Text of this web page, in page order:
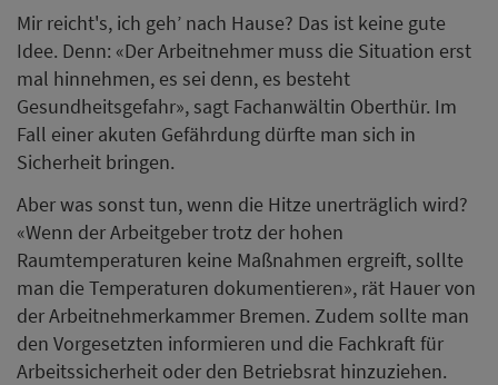
Mir reicht's, ich geh’ nach Hause? Das ist keine gute
Idee. Denn: «Der Arbeitnehmer muss die Situation erst
mal hinnehmen, es sei denn, es besteht
Gesundheitsgefahr», sagt Fachanwältin Oberthür. Im
Fall einer akuten Gefährdung dürfte man sich in
Sicherheit bringen.
Aber was sonst tun, wenn die Hitze unerträglich wird?
«Wenn der Arbeitgeber trotz der hohen
Raumtemperaturen keine Maßnahmen ergreift, sollte
man die Temperaturen dokumentieren», rät Hauer von
der Arbeitnehmerkammer Bremen. Zudem sollte man
den Vorgesetzten informieren und die Fachkraft für
Arbeitssicherheit oder den Betriebsrat hinzuziehen.